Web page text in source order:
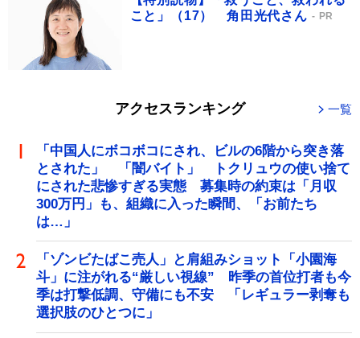
こと」（17） 角田光代さん
PR
アクセスランキング 一覧
「中国人にボコボコにされ、ビルの6階から突き落
とされた」 「闇バイト」 トクリュウの使い捨て
にされた悲惨すぎる実態 募集時の約束は「月収
300万円」も、組織に入った瞬間、「お前たち
は…」
「ゾンビたばこ売人」と肩組みショット「小園海
斗」に注がれる“厳しい視線” 昨季の首位打者も今
季は打撃低調、守備にも不安 「レギュラー剥奪も
選択肢のひとつに」